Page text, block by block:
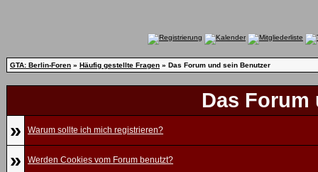
GTA: Berlin-Foren » Häufig gestellte Fragen » Das Forum und sein Benutzer
Das
»
Warum sollte ich mich registrieren?
» Werden Cookies vom Forum benutzt?